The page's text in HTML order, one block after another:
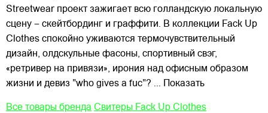
Streetwear проект зажигает всю голландскую локальную
сцену – скейтбординг и граффити. В коллекции Fack Up
Clothes спокойно уживаются термочувствительный
дизайн, олдскульные фасоны, спортивный свэг,
«ретривер на привязи», ирония над офисным образом
жизни и девиз "who gives a fuc"? ... Показать
Все товары бренда Свитеры Fack Up Clothes